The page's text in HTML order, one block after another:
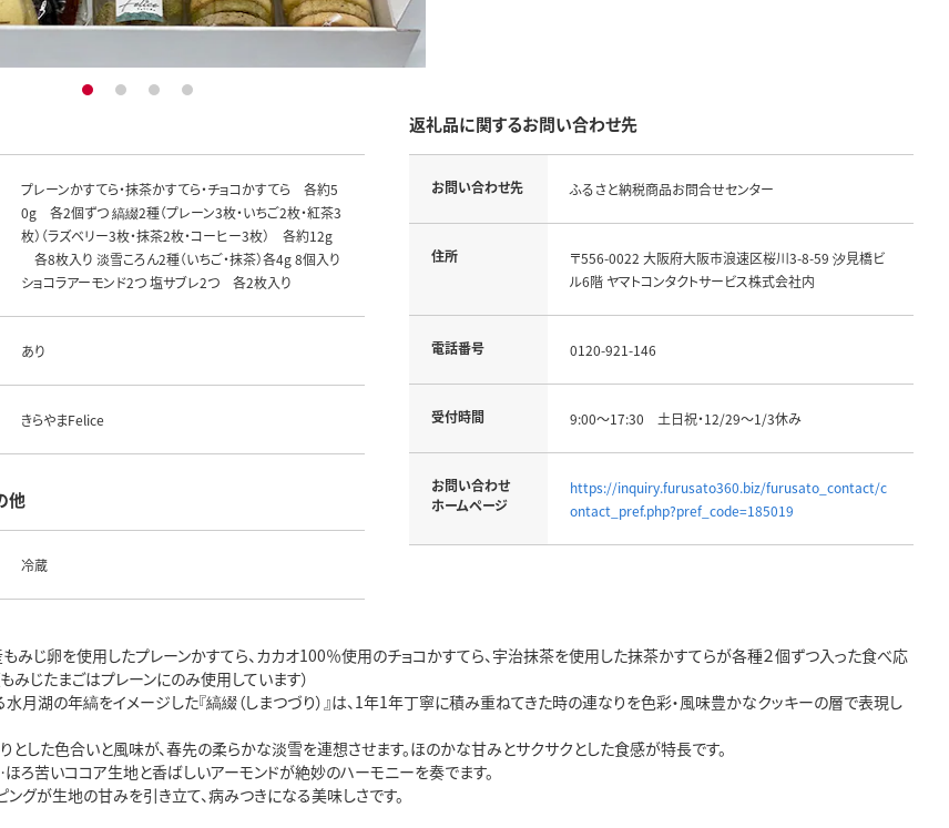
1 2 3 4
プレーンかすてら・抹茶かすてら・チョコかすてら 各約5
0g 各2個ずつ 縞綴2種（プレーン3枚・いちご2枚・紅茶3
枚）（ラズベリー3枚・抹茶2枚・コーヒー3枚） 各約12g
各8枚入り 淡雪ころん2種（いちご・抹茶）各4g 8個入り
ショコラアーモンド2つ 塩サブレ2つ 各2枚入り
あり
きらやまFelice
他
冷蔵
返礼品に関するお問い合わせ先
お問い合わせ先 ふるさと納税商品お問合せセンター
住所
〒556-0022 大阪府大阪市浪速区桜川3-8-59 汐見橋ビ
ル6階 ヤマトコンタクトサービス株式会社内
電話番号 0120-921-146
受付時間 9:00～17:30 土日祝・12/29～1/3休み
お問い合わせ
ホームページ
https://inquiry.furusato360.biz/furusato_contact/c
ontact_pref.php?pref_code=185019
みじ卵を使用したプレーンかすてら、カカオ100％使用のチョコかすてら、宇治抹茶を使用した抹茶かすてらが各種２個ずつ入った食べ応
もみじたまごはプレーンにのみ使用しています）
月湖の年縞をイメージした『縞綴（しまつづり）』は、1年1年丁寧に積み重ねてきた時の連なりを色彩・風味豊かなクッキーの層で表現し
とした色合いと風味が、春先の柔らかな淡雪を連想させます。ほのかな甘みとサクサクとした食感が特長です。
ほろ苦いココア生地と香ばしいアーモンドが絶妙のハーモニーを奏でます。
ングが生地の甘みを引き立て、病みつきになる美味しさです。